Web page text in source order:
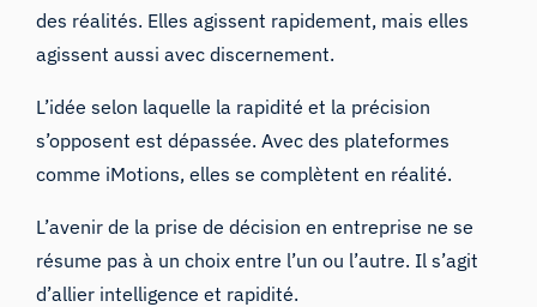
des réalités. Elles agissent rapidement, mais elles
agissent aussi avec discernement.
L’idée selon laquelle la rapidité et la précision
s’opposent est dépassée. Avec des plateformes
comme iMotions, elles se complètent en réalité.
L’avenir de la prise de décision en entreprise ne se
résume pas à un choix entre l’un ou l’autre. Il s’agit
d’allier intelligence et rapidité.